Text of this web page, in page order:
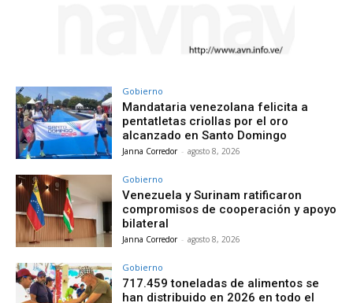
Gobierno
Mandataria venezolana felicita a
pentatletas criollas por el oro
alcanzado en Santo Domingo
Janna Corredor - agosto 8, 2026
Gobierno
Venezuela y Surinam ratificaron
compromisos de cooperación y apoyo
bilateral
Janna Corredor - agosto 8, 2026
Gobierno
717.459 toneladas de alimentos se
han distribuido en 2026 en todo el